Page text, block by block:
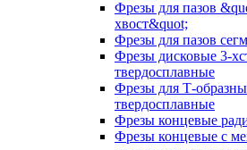
Фрезы для пазов
хвост&quot;
Фрезы для пазов
Фрезы дисковые 3-
твердосплавные
Фрезы для Т-
твердосплавные
Фрезы концевые
Фрезы концевые с